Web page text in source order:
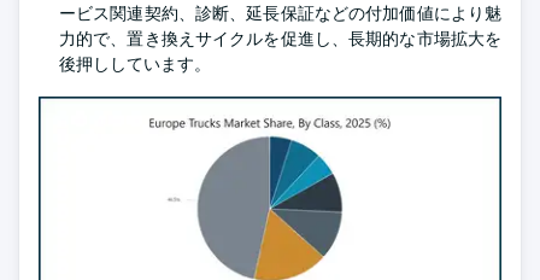
ービス関連契約、診断、延長保証などの付加価値により魅
力的で、置き換えサイクルを促進し、長期的な市場拡大を
後押ししています。